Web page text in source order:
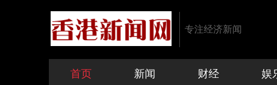
专注经济新闻
首页 新闻 财经 娱